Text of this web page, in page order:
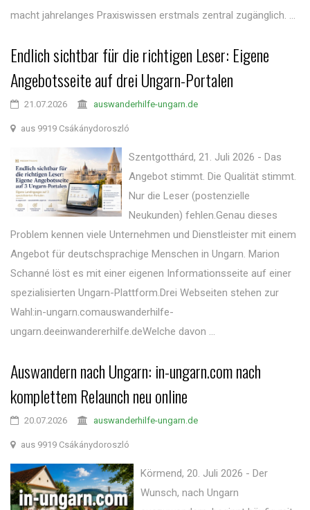
macht jahrelanges Praxiswissen erstmals zentral zugänglich. ...
Endlich sichtbar für die richtigen Leser: Eigene
Angebotsseite auf drei Ungarn-Portalen
21.07.2026 auswanderhilfe-ungarn.de
aus 9919 Csákánydoroszló
Szentgotthárd, 21. Juli 2026 - Das
Angebot stimmt. Die Qualität stimmt.
Nur die Leser (postenzielle
Neukunden) fehlen.Genau dieses
Problem kennen viele Unternehmen und Dienstleister mit einem
Angebot für deutschsprachige Menschen in Ungarn. Marion
Schanné löst es mit einer eigenen Informationsseite auf einer
spezialisierten Ungarn-Plattform.Drei Webseiten stehen zur
Wahl:in-ungarn.comauswanderhilfe-
ungarn.deeinwandererhilfe.deWelche davon ...
Auswandern nach Ungarn: in-ungarn.com nach
komplettem Relaunch neu online
20.07.2026 auswanderhilfe-ungarn.de
aus 9919 Csákánydoroszló
Körmend, 20. Juli 2026 - Der
Wunsch, nach Ungarn